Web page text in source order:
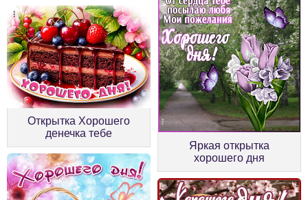
Открытка Хорошего
денечка тебе
Яркая открытка
хорошего дня